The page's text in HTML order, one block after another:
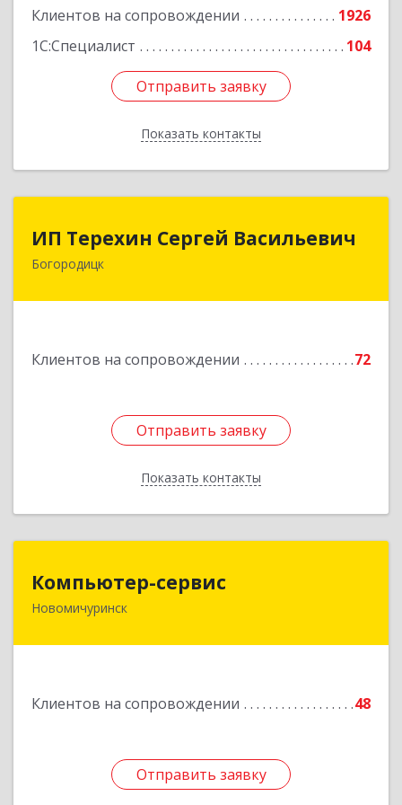
Клиентов на сопровождении
1926
1С:Специалист
104
Отправить заявку
Показать контакты
Отправить заявку
Назад
ИП Терехин Сергей Васильевич
Богородицк
Клиентов на сопровождении 72
Отправить заявку
Показать контакты
ИП Терехин Сергей Васильевич
301831, Тульская обл, Богородицкий р-н,
Отправить заявку
Назад
Компьютер-сервис
Новомичуринск
Клиентов на сопровождении 48
Отправить заявку
391160, Рязанская обл, Пронский р-н,
Подробнее
Отправить заявку